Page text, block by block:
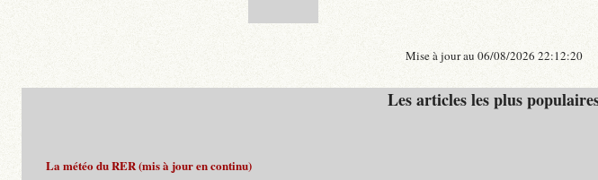
Mise à jour au 06/08/2026 22:12:20
Les articles les plus
La météo du RER (mis à jour en continu)